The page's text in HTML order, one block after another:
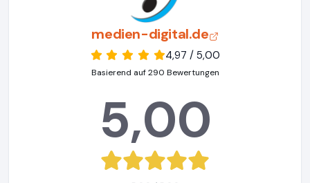
medien-digital.de
4,97 / 5,00
Basierend auf 290 Bewertungen
5,00